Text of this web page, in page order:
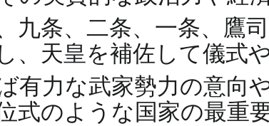
九条、二条、一条、鷹
、天皇を補佐して儀式
有力な武家勢力の意向
式のような国家の最重